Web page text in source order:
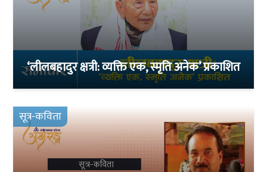
‘लीलबहादुर क्षत्री: व्यक्ति एक, स्मृति अनेक’ प्रकाशित
सूत्र-कविता